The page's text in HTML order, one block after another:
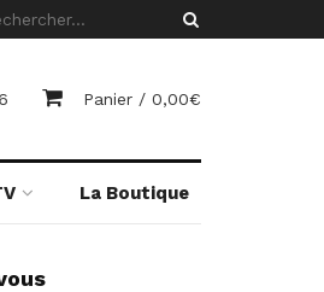
Panier / 0,00€
La Boutique